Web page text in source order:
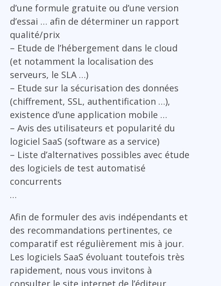
d’une formule gratuite ou d’une version
d’essai … afin de déterminer un rapport
qualité/prix
– Etude de l’hébergement dans le cloud
(et notamment la localisation des
serveurs, le SLA …)
– Etude sur la sécurisation des données
(chiffrement, SSL, authentification …),
existence d’une application mobile …
– Avis des utilisateurs et popularité du
logiciel SaaS (software as a service)
– Liste d’alternatives possibles avec étude
des logiciels de test automatisé
concurrents
…
Afin de formuler des avis indépendants et
des recommandations pertinentes, ce
comparatif est régulièrement mis à jour.
Les logiciels SaaS évoluant toutefois très
rapidement, nous vous invitons à
consulter le site internet de l’éditeur